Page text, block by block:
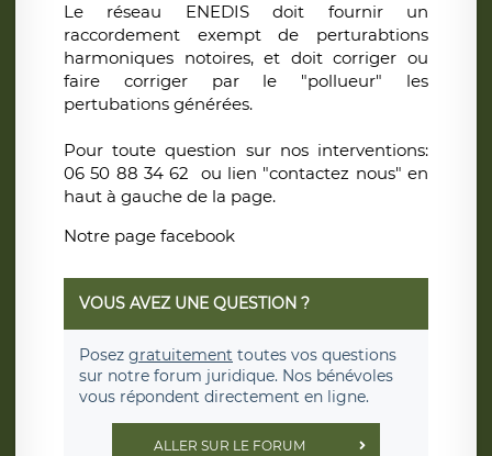
Le réseau ENEDIS doit fournir un
raccordement exempt de perturabtions
harmoniques notoires, et doit corriger ou
faire corriger par le "pollueur" les
pertubations générées.
Pour toute question sur nos interventions:
06 50 88 34 62 ou lien "contactez nous" en
haut à gauche de la page.
Notre page facebook
VOUS AVEZ UNE QUESTION ?
Posez gratuitement toutes vos questions
sur notre forum juridique. Nos bénévoles
vous répondent directement en ligne.
ALLER SUR LE FORUM